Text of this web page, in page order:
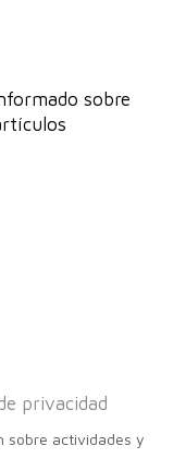
sobre
privacidad
sobre actividades y